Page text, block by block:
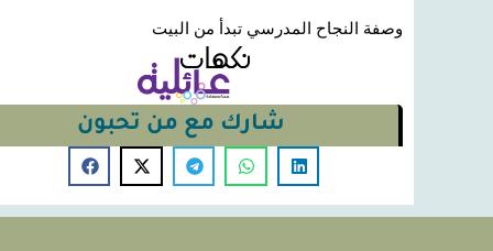
وصفة النجاح المدرسي تبدأ من البيت
شارك مع من تحبون